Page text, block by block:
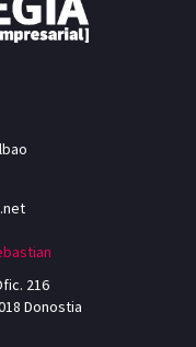
216
Donostia